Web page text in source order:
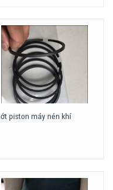
piston máy nén khí